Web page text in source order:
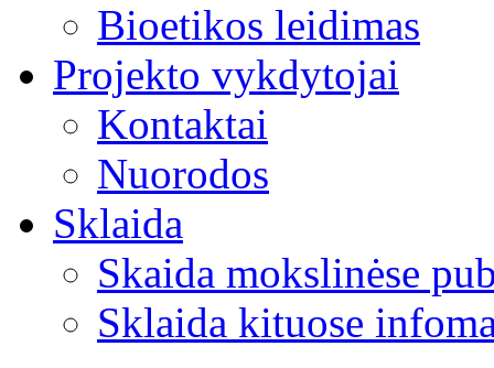
Bioetikos leidimas
Projekto vykdytojai
Kontaktai
Nuorodos
Sklaida
Skaida mokslinėse
Sklaida kituose